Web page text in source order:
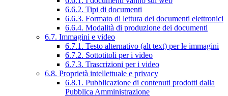
6.6.2. Tipi di documenti
6.6.3. Formato di lettura dei documenti elettronici
6.6.4. Modalità di produzione dei documenti
6.7. Immagini e video
6.7.1. Testo alternativo (alt text) per le immagini
6.7.2. Sottotitoli per i video
6.7.3. Trascrizioni per i video
6.8. Proprietà intellettuale e privacy
6.8.1. Pubblicazione di contenuti prodotti dalla
Pubblica Amministrazione